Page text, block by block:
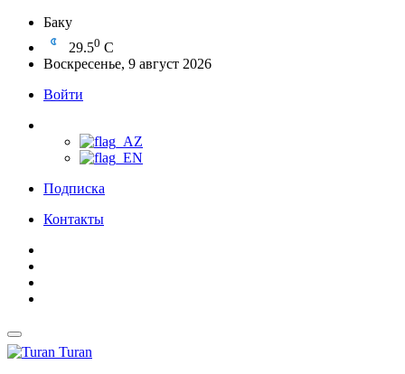
Баку
29.50 C
Воскресенье, 9 август 2026
Войти
Подписка
Контакты
Turan